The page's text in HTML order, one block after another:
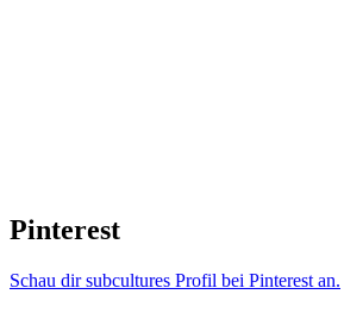
Pinterest
Schau dir subcultures Profil bei Pinterest an.